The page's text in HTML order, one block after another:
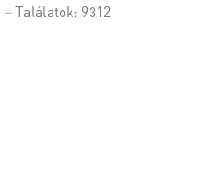
Találatok: 9312